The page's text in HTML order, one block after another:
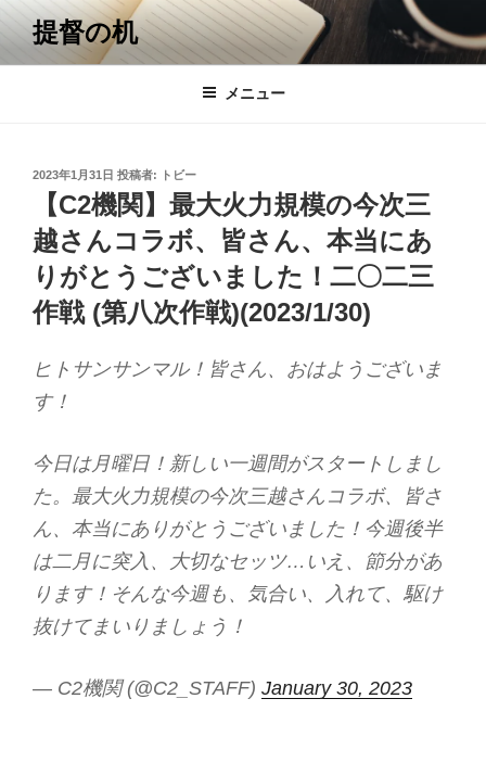
コ
テ
提督の机
メニュー
投
2023年1月31日 投稿者: トビー
【C2機関】最大火力規模の今次三
越さんコラボ、皆さん、本当にあ
りがとうございました！二〇二三
作戦 (第八次作戦)(2023/1/30)
ヒトサンサンマル！皆さん、おはようございま
す！
今日は月曜日！新しい一週間がスタートしまし
た。最大火力規模の今次三越さんコラボ、皆さ
ん、本当にありがとうございました！今週後半
は二月に突入、大切なセッツ…いえ、節分があ
ります！そんな今週も、気合い、入れて、駆け
抜けてまいりましょう！
— C2機関 (@C2_STAFF) January 30, 2023